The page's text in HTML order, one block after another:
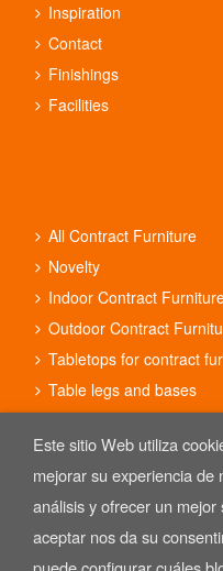
Inspiration
Contact
Finishings
Facilities
All Contract Furniture
Novelty
Indoor Contract
Outdoor Contract
Tabletops for contract
Table legs and bases
Copyright © 2025 REYMA
Este sitio Web utiliza
mejorar su experiencia de
análisis y ofrecer un
aceptar nos da su